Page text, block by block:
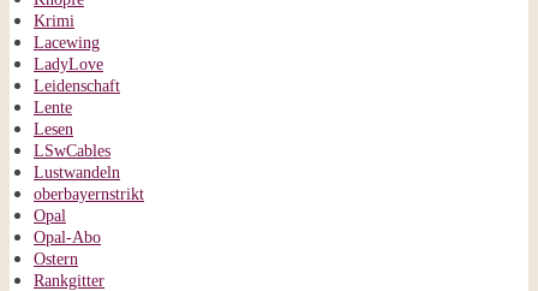
Krimi
Lacewing
LadyLove
Leidenschaft
Lente
Lesen
LSwCables
Lustwandeln
oberbayernstrikt
Opal
Opal-Abo
Ostern
Rankgitter